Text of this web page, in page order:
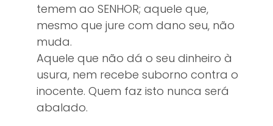
temem ao SENHOR; aquele que,
mesmo que jure com dano seu, não
muda.
Aquele que não dá o seu dinheiro à
usura, nem recebe suborno contra o
inocente. Quem faz isto nunca será
abalado.